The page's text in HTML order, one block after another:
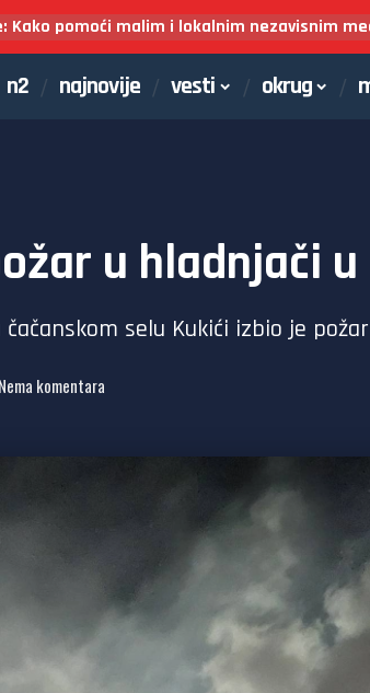
Kako pomoći malim i lokalnim nezavisnim
n2 najnovije vesti okrug
u hladnjači
selu Kukići izbio je
Nema komentara